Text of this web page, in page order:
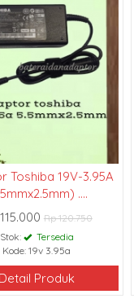
Toshiba 19V-3.95A
....
Rp 120.750
Stok:
Tersedia
Kode: 19v 3.95a
Detail Produk